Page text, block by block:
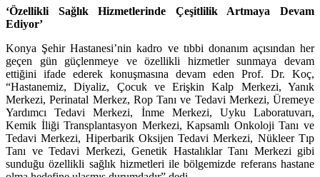
‘Özellikli Sağlık Hizmetlerinde Çeşitlilik Artmaya Devam
Ediyor’
Konya Şehir Hastanesi’nin kadro ve tıbbi donanım açısından her
geçen gün güçlenmeye ve özellikli hizmetler sunmaya devam
ettiğini ifade ederek konuşmasına devam eden Prof. Dr. Koç,
“Hastanemiz,Diyaliz, Çocuk ve Erişkin Kalp Merkezi, Yanık
Merkezi, Perinatal Merkez, Rop Tanı ve Tedavi Merkezi, Üremeye
Yardımcı Tedavi Merkezi, İnme Merkezi, Uyku Laboratuvarı,
Kemik İliği Transplantasyon Merkezi, Kapsamlı Onkoloji Tanı ve
Tedavi Merkezi, Hiperbarik Oksijen Tedavi Merkezi, Nükleer Tıp
Tanı ve Tedavi Merkezi, Genetik Hastalıklar Tanı Merkezi gibi
sunduğu özellikli sağlık hizmetleri ile bölgemizde referans hastane